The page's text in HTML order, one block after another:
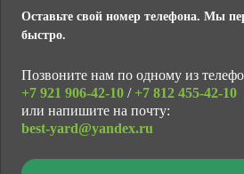
Оставьте свой номер телефона. Мы
быстро.
Позвоните нам по одному из
+7 921 906-42-10 / +7 812 455-42-10
или напишите на почту:
best-yard@yandex.ru